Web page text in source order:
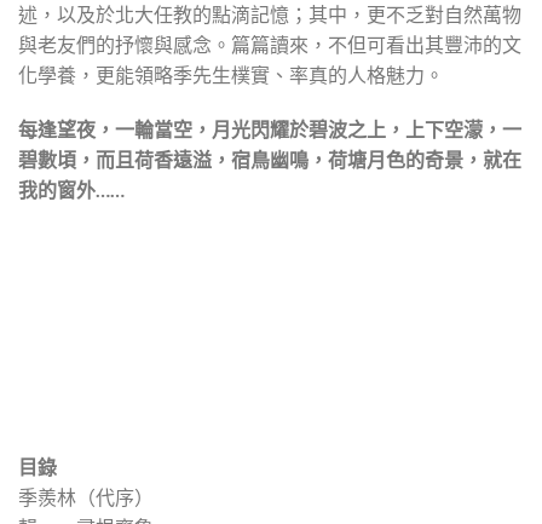
述，以及於北大任教的點滴記憶；其中，更不乏對自然萬物
與老友們的抒懷與感念。篇篇讀來，不但可看出其豐沛的文
化學養，更能領略季先生樸實、率真的人格魅力。
每逢望夜，一輪當空，月光閃耀於碧波之上，上下空濛，一
碧數頃，而且荷香遠溢，宿鳥幽鳴，荷塘月色的奇景，就在
我的窗外……
目錄
季羨林（代序）